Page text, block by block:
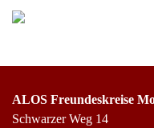
ALOS Freundeskreise
Schwarzer Weg 14